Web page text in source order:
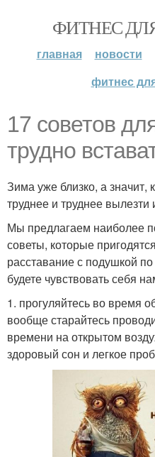
ФИТНЕС
главная новости
фитнес
17 советов
трудно
Зима уже близко, а значит,
труднее и труднее вылезти
Мы предлагаем наиболее
советы, которые
расставание с подушкой
будете чувствовать себя
1. прогуляйтесь во время
вообще старайтесь
времени на открытом
здоровый сон и легкое